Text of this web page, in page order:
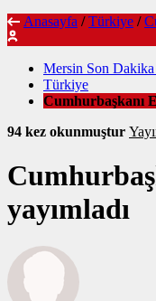
Anasayfa / Türkiye /
Mersin Son
Türkiye
Cumhurbaşkanı
94 kez okunmuştur
yayımladı